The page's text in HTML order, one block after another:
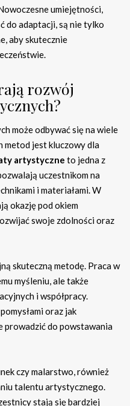
umiejętności,
do adaptacji, są nie tylko
aby skutecznie
rozwój
może odbywać się na wiele
metod jest kluczowy dla
artystyczne to jedna z
uczestnikom na
i materiałami. W
okazję pod okiem
swoje zdolności oraz
skuteczną metodę. Praca w
myśleniu, ale także
i współpracy.
oraz jak
prowadzić do powstawania
czy malarstwo, również
talentu artystycznego.
stają się bardziej